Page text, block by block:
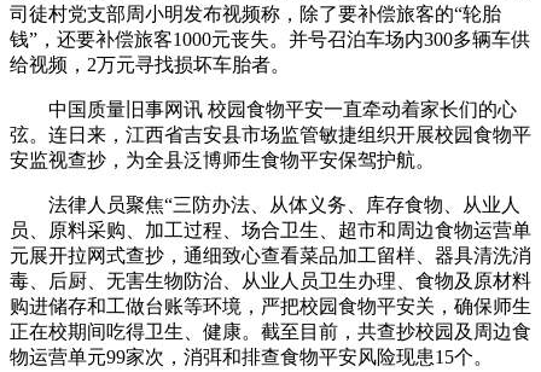
司徒村党支部周小明发布视频称，除了要补偿旅客的“轮胎
钱”，还要补偿旅客1000元丧失。并号召泊车场内300多辆车供
给视频，2万元寻找损坏车胎者。
中国质量旧事网讯 校园食物平安一直牵动着家长们的心
弦。连日来，江西省吉安县市场监管敏捷组织开展校园食物平
安监视查抄，为全县泛博师生食物平安保驾护航。
法律人员聚焦“三防办法、从体义务、库存食物、从业人
员、原料采购、加工过程、场合卫生、超市和周边食物运营单
元展开拉网式查抄，通细致心查看菜品加工留样、器具清洗消
毒、后厨、无害生物防治、从业人员卫生办理、食物及原材料
购进储存和工做台账等环境，严把校园食物平安关，确保师生
正在校期间吃得卫生、健康。截至目前，共查抄校园及周边食
物运营单元99家次，消弭和排查食物平安风险现患15个。